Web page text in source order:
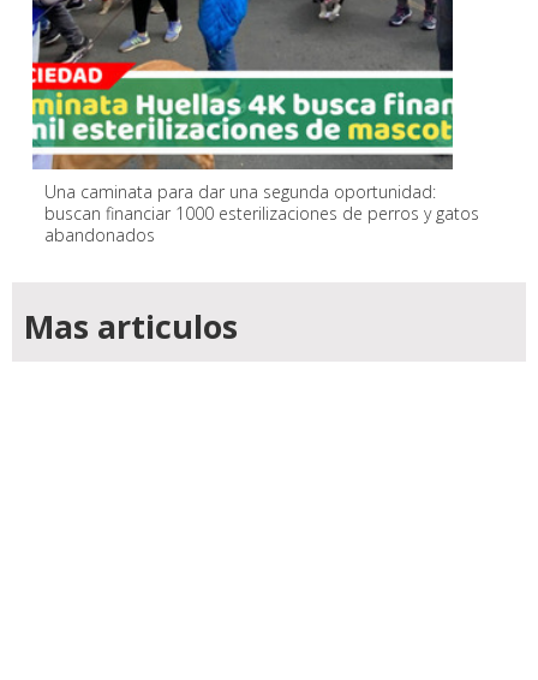
Una caminata para dar una segunda oportunidad:
buscan financiar 1000 esterilizaciones de perros y gatos
abandonados
Mas articulos